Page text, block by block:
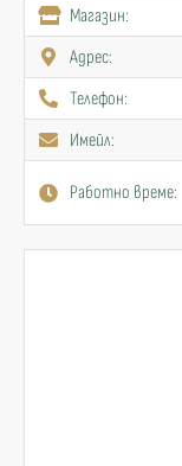
Mагазин:
Адрес:
Телефон:
Имейл:
Работно време: